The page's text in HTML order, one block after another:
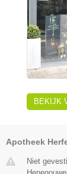
BEKIJK
Apotheek
Niet